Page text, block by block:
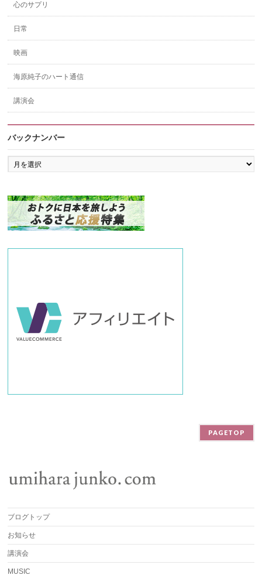
心のサプリ
日常
映画
海原純子のハート通信
講演会
バックナンバー
バ
ッ
ン
バ
ー
PAGETOP
ブログトップ
お知らせ
講演会
MUSIC